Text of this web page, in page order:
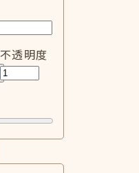
不透明度